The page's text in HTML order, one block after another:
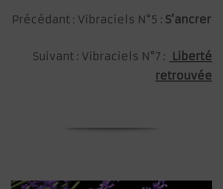
Précédant : Vibraciels N°5 : S’ancrer
Suivant : Vibraciels N°7 :
Liberté
retrouvée